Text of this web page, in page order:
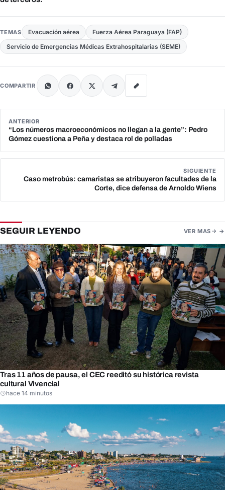
TEMAS Evacuación aérea
Fuerza Aérea Paraguaya (FAP)
Servicio de Emergencias Médicas Extrahospitalarias (SEME)
COMPARTIR
ANTERIOR
“Los números macroeconómicos no llegan a la gente”: Pedro
Gómez cuestiona a Peña y destaca rol de polladas
SIGUIENTE
Caso metrobús: camaristas se atribuyeron facultades de la
Corte, dice defensa de Arnoldo Wiens
SEGUIR LEYENDO VER MAS
Tras 11 años de pausa, el CEC reeditó su histórica revista
cultural Vivencial
hace 14 minutos